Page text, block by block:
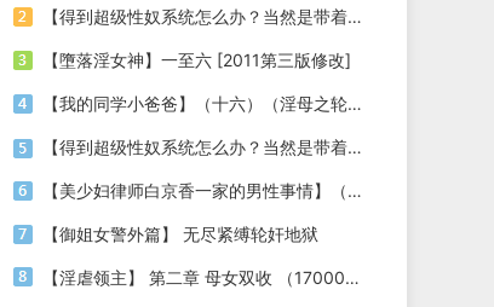
【得到超级性奴系统怎么办？当然是带着各种美女明星性奴穿梭时空，祸国殃民啦】06
【墮落淫女神】一至六 [2011第三版修改]
【我的同学小爸爸】（十六）（淫母之轮奸暴虐）
【得到超级性奴系统怎么办？当然是带着各种美女明星性奴穿梭时空，祸国殃民啦】（02）
【美少妇律师白京香一家的男性事情】（漫改小说，第九章，泡泡浴+姐妹3P+母女4P）
【御姐女警外篇】 无尽紧缚轮奸地狱
【淫虐领主】 第二章 母女双收 （17000字）